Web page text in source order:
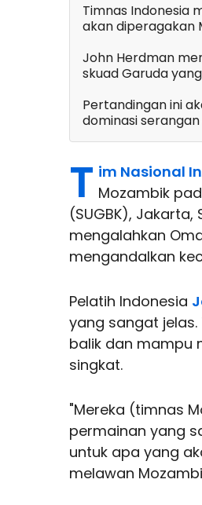
Timnas Indonesia
akan diperagakan
John Herdman
skuad Garuda
Pertandingan ini
dominasi
T im Nasional
Mozambik
(SUGBK),
mengalahkan
mengandalkan
Pelatih Indonesia
yang sangat
balik dan mampu
singkat.
"Mereka (timnas
permainan yang
untuk apa yang
melawan